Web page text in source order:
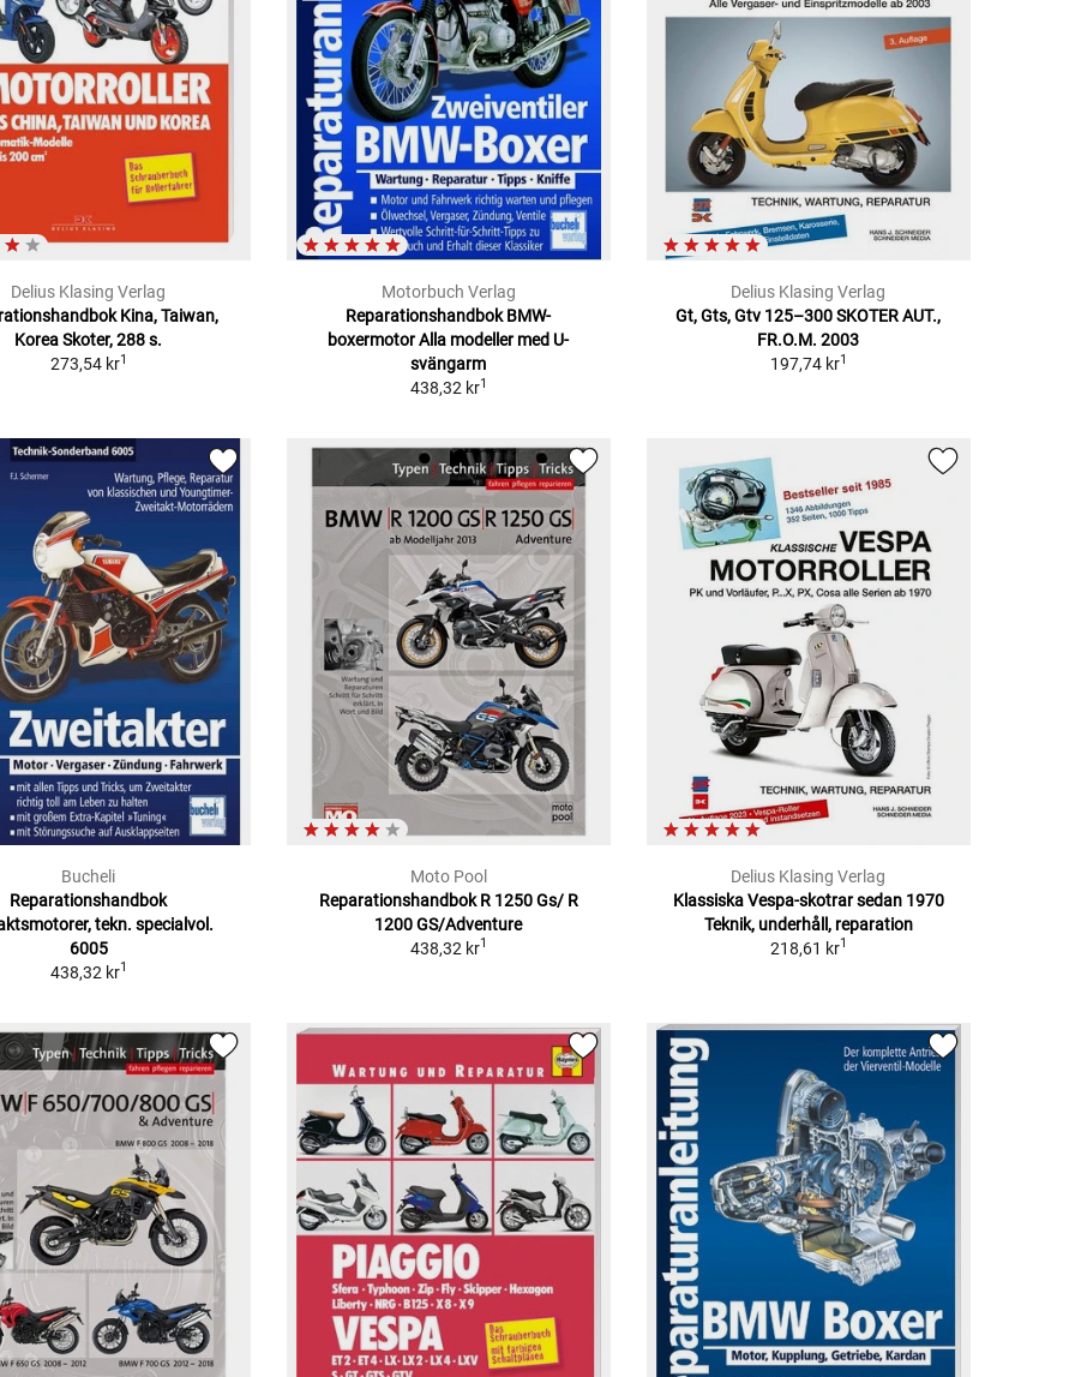
Delius Klasing Verlag
Kina, Taiwan,
Korea Skoter, 288 s.
273,54 kr1
Motorbuch Verlag
Reparationshandbok BMW-
boxermotor Alla modeller med U-
svängarm
438,32 kr1
Delius Klasing Verlag
Gt, Gts, Gtv 125–300 SKOTER AUT.,
FR.O.M. 2003
197,74 kr1
Bucheli
Reparationshandbok
tekn. specialvol.
6005
438,32 kr1
Moto Pool
Reparationshandbok R 1250 Gs/ R
1200 GS/Adventure
438,32 kr1
Delius Klasing Verlag
Klassiska Vespa-skotrar sedan 1970
Teknik, underhåll, reparation
218,61 kr1